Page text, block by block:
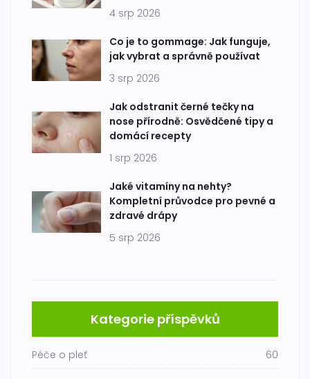
4 srp 2026
Co je to gommage: Jak funguje,
jak vybrat a správně používat
3 srp 2026
Jak odstranit černé tečky na
nose přírodně: Osvědčené tipy a
domácí recepty
1 srp 2026
Jaké vitamíny na nehty?
Kompletní průvodce pro pevné a
zdravé drápy
5 srp 2026
Kategorie příspěvků
Péče o pleť 60